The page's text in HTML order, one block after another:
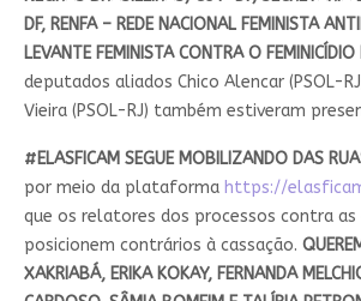
DF, RENFA – REDE NACIONAL FEMINISTA
LEVANTE FEMINISTA CONTRA O
deputados aliados Chico Alencar (PSOL-
Vieira (PSOL-RJ) também estiveram
#ELASFICAM SEGUE MOBILIZANDO DAS
por meio da plataforma https://
que os relatores dos processos contra as
posicionem contrários à cassação.
XAKRIABÁ, ERIKA KOKAY, FERNANDA